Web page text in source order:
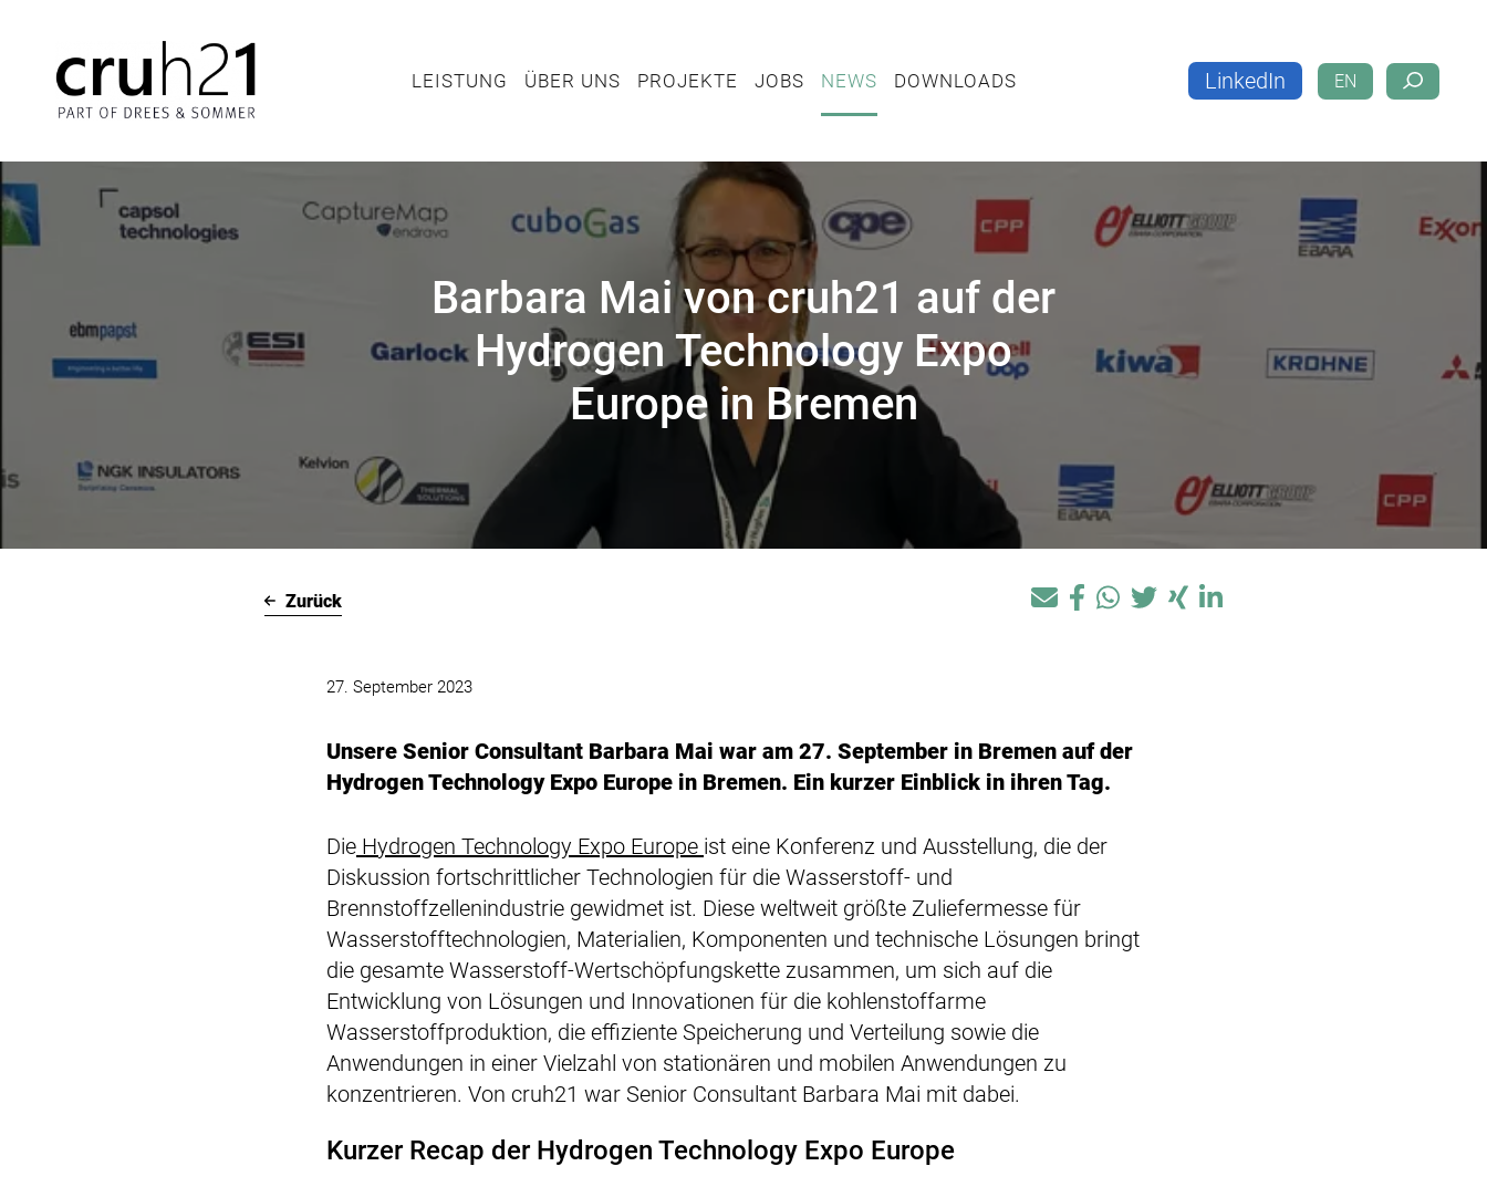
LEISTUNG ÜBER UNS PROJEKTE JOBS NEWS DOWNLOADS EN
LinkedIn
EN
LinkedIn
Barbara Mai von cruh21 auf der
Hydrogen Technology Expo
Europe in Bremen
Zurück
27. September 2023
Unsere Senior Consultant Barbara Mai war am 27. September in Bremen auf der
Hydrogen Technology Expo Europe in Bremen. Ein kurzer Einblick in ihren Tag.
DieHydrogen Technology Expo Europe ist eine Konferenz und Ausstellung, die der
Diskussion fortschrittlicher Technologien für die Wasserstoff- und
Brennstoffzellenindustrie gewidmet ist. Diese weltweit größte Zuliefermesse für
Wasserstofftechnologien, Materialien, Komponenten und technische Lösungen bringt
die gesamte Wasserstoff-Wertschöpfungskette zusammen, um sich auf die
Entwicklung von Lösungen und Innovationen für die kohlenstoffarme
Wasserstoffproduktion, die effiziente Speicherung und Verteilung sowie die
Anwendungen in einer Vielzahl von stationären und mobilen Anwendungen zu
konzentrieren. Von cruh21 war Senior Consultant Barbara Mai mit dabei.
Kurzer Recap der Hydrogen Technology Expo Europe